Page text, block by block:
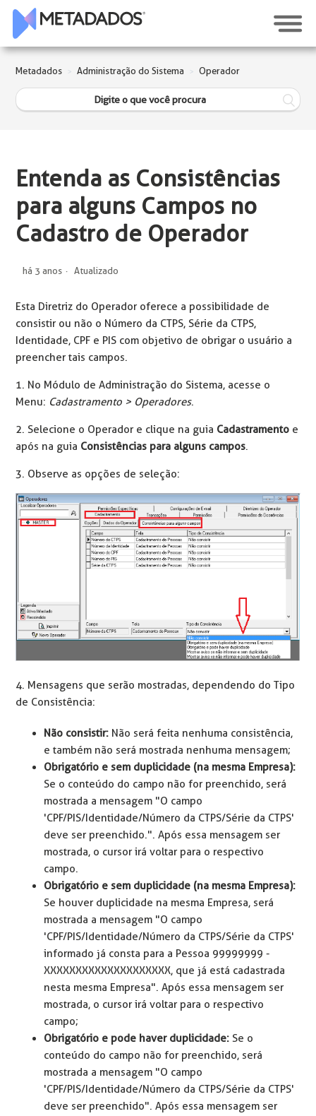
Metadados Administração do Sistema Operador
Entenda as Consistências
para alguns Campos no
Cadastro de Operador
há 3 anos Atualizado
Esta Diretriz do Operador oferece a possibilidade de
consistir ou não o Número da CTPS, Série da CTPS,
Identidade, CPF e PIS com objetivo de obrigar o usuário a
preencher tais campos.
1. No Módulo de Administração do Sistema, acesse o
Menu: Cadastramento > Operadores.
2. Selecione o Operador e clique na guia Cadastramento e
após na guia Consistências para alguns campos.
3. Observe as opções de seleção:
4. Mensagens que serão mostradas, dependendo do Tipo
de Consistência:
Não consistir: Não será feita nenhuma consistência,
e também não será mostrada nenhuma mensagem;
Obrigatório e sem duplicidade (na mesma Empresa):
Se o conteúdo do campo não for preenchido, será
mostrada a mensagem "O campo
'CPF/PIS/Identidade/Número da CTPS/Série da CTPS'
deve ser preenchido.". Após essa mensagem ser
mostrada, o cursor irá voltar para o respectivo
campo.
Obrigatório e sem duplicidade (na mesma Empresa):
Se houver duplicidade na mesma Empresa, será
mostrada a mensagem "O campo
'CPF/PIS/Identidade/Número da CTPS/Série da CTPS'
informado já consta para a Pessoa 99999999 -
XXXXXXXXXXXXXXXXXXXX, que já está cadastrada
nesta mesma Empresa". Após essa mensagem ser
mostrada, o cursor irá voltar para o respectivo
campo;
Obrigatório e pode haver duplicidade: Se o
conteúdo do campo não for preenchido, será
mostrada a mensagem "O campo
'CPF/PIS/Identidade/Número da CTPS/Série da CTPS'
deve ser preenchido". Após essa mensagem ser